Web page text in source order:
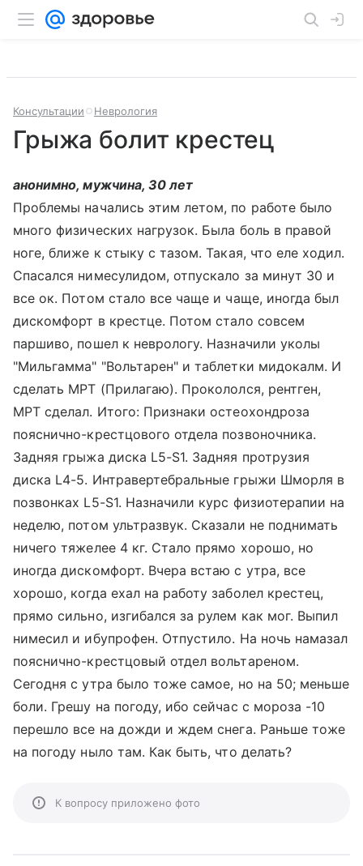
Консультации Неврология
Грыжа болит крестец
анонимно, мужчина, 30 лет
Проблемы начались этим летом, по работе было
много физических нагрузок. Была боль в правой
ноге, ближе к стыку с тазом. Такая, что еле ходил.
Спасался нимесулидом, отпускало за минут 30 и
все ок. Потом стало все чаще и чаще, иногда был
дискомфорт в крестце. Потом стало совсем
паршиво, пошел к неврологу. Назначили уколы
"Мильгамма" "Вольтарен" и таблетки мидокалм. И
сделать МРТ (Прилагаю). Прокололся, рентген,
МРТ сделал. Итого: Признаки остеохондроза
пояснично-крестцового отдела позвоночника.
Задняя грыжа диска L5-S1. Задняя протрузия
диска L4-5. Интравертебральные грыжи Шморля в
позвонках L5-S1. Назначили курс физиотерапии на
неделю, потом ультразвук. Сказали не поднимать
ничего тяжелее 4 кг. Стало прямо хорошо, но
иногда дискомфорт. Вчера встаю с утра, все
хорошо, когда ехал на работу заболел крестец,
прямо сильно, изгибался за рулем как мог. Выпил
нимесил и ибупрофен. Отпустило. На ночь намазал
пояснично-крестцовый отдел вольтареном.
Сегодня с утра было тоже самое, но на 50; меньше
боли. Грешу на погоду, ибо сейчас с мороза -10
перешло все на дожди и ждем снега. Раньше тоже
на погоду ныло там. Как быть, что делать?
К вопросу приложено фото